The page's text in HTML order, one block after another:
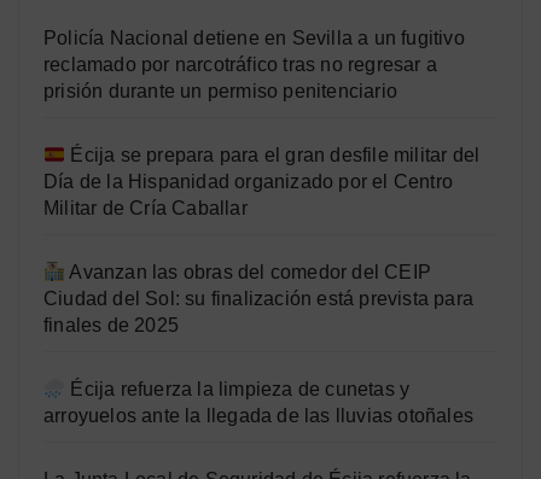
Policía Nacional detiene en Sevilla a un fugitivo
reclamado por narcotráfico tras no regresar a
prisión durante un permiso penitenciario
Écija se prepara para el gran desfile militar del
Día de la Hispanidad organizado por el Centro
Militar de Cría Caballar
Avanzan las obras del comedor del CEIP
Ciudad del Sol: su finalización está prevista para
finales de 2025
Écija refuerza la limpieza de cunetas y
arroyuelos ante la llegada de las lluvias otoñales